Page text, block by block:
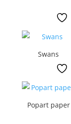
Swans
Popart paper